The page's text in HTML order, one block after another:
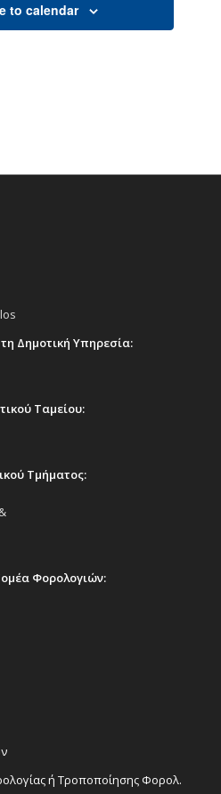
to calendar
Δημοτική Υπηρεσία:
Ταμείου:
Τμήματος:
Φορολογιών:
ή Τροποποίησης Φορολ.